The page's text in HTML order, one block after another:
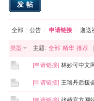
发帖
全部 公告 申请链接 递送
类型 主题: 全部 精华 推荐
[申请链接] 林妙可中文
[申请链接] 王珞丹后援